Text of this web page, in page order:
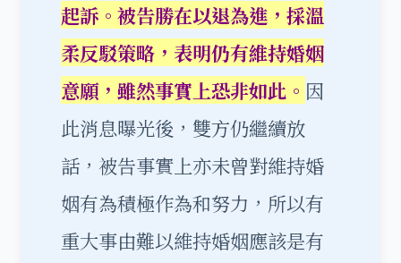
起訴。被告勝在以退為進，採溫
柔反駁策略，表明仍有維持婚姻
意願，雖然事實上恐非如此。 因
此消息曝光後，雙方仍繼續放
話，被告事實上亦未曾對維持婚
姻有為積極作為和努力，所以有
重大事由難以維持婚姻應該是有